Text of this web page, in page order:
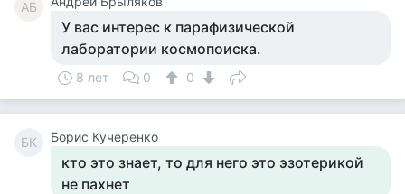
АБ
У вас интерес к парафизической
лаборатории космопоиска.
8 лет 0 0
БК Борис Кучеренко
кто это знает, то для него это эзотерикой
не пахнет